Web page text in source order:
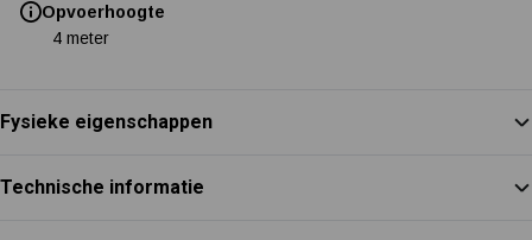
Opvoerhoogte
4 meter
Fysieke eigenschappen
Technische informatie